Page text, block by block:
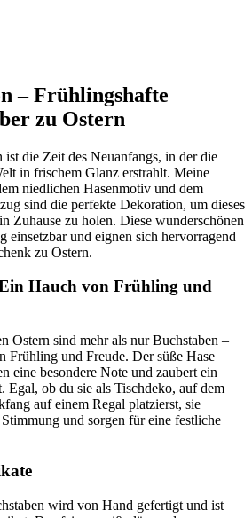
– Frühlingshafte
zu Ostern
ist die Zeit des Neuanfangs, in der die
in frischem Glanz erstrahlt. Meine
niedlichen Hasenmotiv und dem
sind die perfekte Dekoration, um dieses
Zuhause zu holen. Diese wunderschönen
einsetzbar und eignen sich hervorragend
zu Ostern.
Hauch von Frühling und
Ostern sind mehr als nur Buchstaben –
Frühling und Freude. Der süße Hase
eine besondere Note und zaubert ein
Egal, ob du sie als Tischdeko, auf dem
auf einem Regal platzierst, sie
und sorgen für eine festliche
wird von Hand gefertigt und ist